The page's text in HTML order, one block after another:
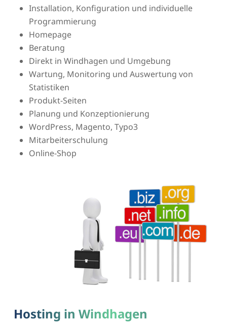
Installation, Konfiguration und individuelle
Programmierung
Homepage
Beratung
Direkt in Windhagen und Umgebung
Wartung, Monitoring und Auswertung von
Statistiken
Produkt-Seiten
Planung und Konzeptionierung
WordPress, Magento, Typo3
Mitarbeiterschulung
Online-Shop
Hosting in Windhagen